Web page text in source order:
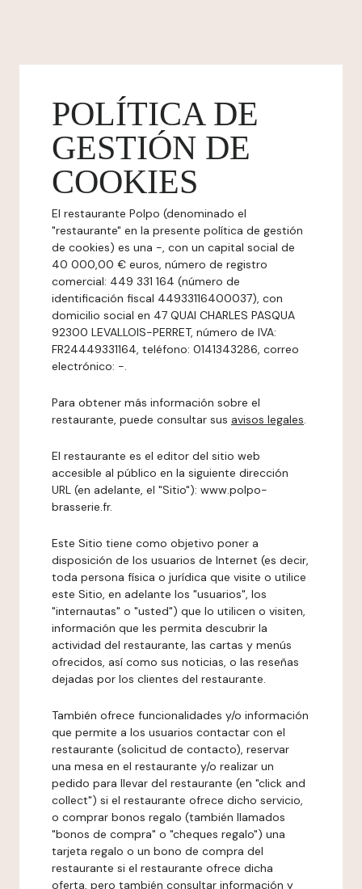
POLÍTICA DE
GESTIÓN DE
COOKIES
El restaurante Polpo (denominado el
"restaurante" en la presente política de gestión
de cookies) es una -, con un capital social de
40 000,00 € euros, número de registro
comercial: 449 331 164 (número de
identificación fiscal 44933116400037), con
domicilio social en 47 QUAI CHARLES PASQUA
92300 LEVALLOIS-PERRET, número de IVA:
FR24449331164, teléfono: 0141343286, correo
electrónico: -.
Para obtener más información sobre el
restaurante, puede consultar sus avisos legales.
El restaurante es el editor del sitio web
accesible al público en la siguiente dirección
URL (en adelante, el "Sitio"): www.polpo-
brasserie.fr.
Este Sitio tiene como objetivo poner a
disposición de los usuarios de Internet (es decir,
toda persona física o jurídica que visite o utilice
este Sitio, en adelante los "usuarios", los
"internautas" o "usted") que lo utilicen o visiten,
información que les permita descubrir la
actividad del restaurante, las cartas y menús
ofrecidos, así como sus noticias, o las reseñas
dejadas por los clientes del restaurante.
También ofrece funcionalidades y/o información
que permite a los usuarios contactar con el
restaurante (solicitud de contacto), reservar
una mesa en el restaurante y/o realizar un
pedido para llevar del restaurante (en "click and
collect") si el restaurante ofrece dicho servicio,
o comprar bonos regalo (también llamados
"bonos de compra" o "cheques regalo") una
tarjeta regalo o un bono de compra del
restaurante si el restaurante ofrece dicha
oferta, pero también consultar información y